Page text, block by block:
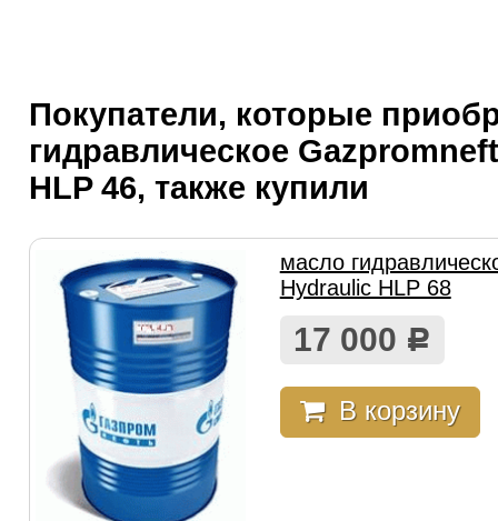
Покупатели, которые
гидравлическое
HLP 46, также купили
масло
Hydraulic HLP 68
17 000 Р
В корзину